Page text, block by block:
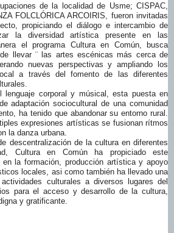
de la localidad de Usme; CISPAC,
FOLCLÓRICA ARCOIRIS, fueron invitadas
propiciando el diálogo e intercambio de
la diversidad artística presente en las
el programa Cultura en Común, busca
llevar ¨ las artes escénicas más cerca de
nuevas perspectivas y ampliando los
a través del fomento de las diferentes
corporal y músical, esta puesta en
adaptación sociocultural de una comunidad
ha tenido que abandonar su entorno rural.
expresiones artísticas se fusionan rítmos
la danza urbana.
descentralización de la cultura en diferentes
Cultura en Común ha propiciado este
en la formación, producción artística y apoyo
locales, asi como también ha llevado una
culturales a diversos lugares del
para el acceso y desarrollo de la cultura,
y gratificante.